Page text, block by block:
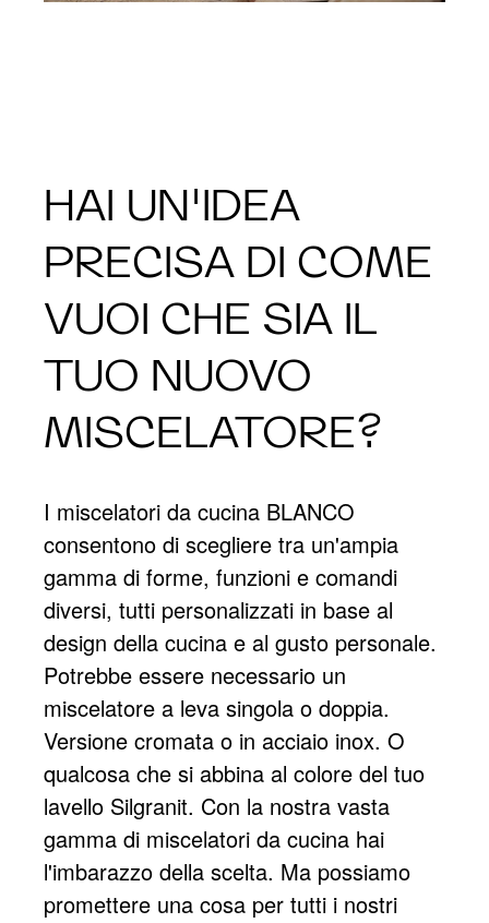
HAI UN'IDEA
PRECISA DI COME
VUOI CHE SIA IL
TUO NUOVO
MISCELATORE?
I miscelatori da cucina BLANCO
consentono di scegliere tra un'ampia
gamma di forme, funzioni e comandi
diversi, tutti personalizzati in base al
design della cucina e al gusto personale.
Potrebbe essere necessario un
miscelatore a leva singola o doppia.
Versione cromata o in acciaio inox. O
qualcosa che si abbina al colore del tuo
lavello Silgranit. Con la nostra vasta
gamma di miscelatori da cucina hai
l'imbarazzo della scelta. Ma possiamo
promettere una cosa per tutti i nostri